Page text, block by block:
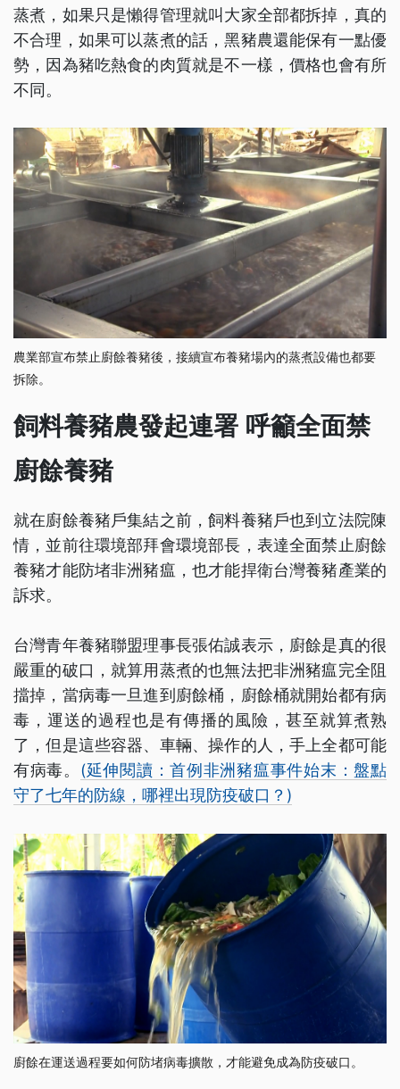
蒸煮，如果只是懶得管理就叫大家全部都拆掉，真的
不合理，如果可以蒸煮的話，黑豬農還能保有一點優
勢，因為豬吃熱食的肉質就是不一樣，價格也會有所
不同。
農業部宣布禁止廚餘養豬後，接續宣布養豬場內的蒸煮設備也都要
拆除。
飼料養豬農發起連署 呼籲全面禁
廚餘養豬
就在廚餘養豬戶集結之前，飼料養豬戶也到立法院陳
情，並前往環境部拜會環境部長，表達全面禁止廚餘
養豬才能防堵非洲豬瘟，也才能捍衛台灣養豬產業的
訴求。
台灣青年養豬聯盟理事長張佑誠表示，廚餘是真的很
嚴重的破口，就算用蒸煮的也無法把非洲豬瘟完全阻
擋掉，當病毒一旦進到廚餘桶，廚餘桶就開始都有病
毒，運送的過程也是有傳播的風險，甚至就算煮熟
了，但是這些容器、車輛、操作的人，手上全都可能
有病毒。 (延伸閱讀：首例非洲豬瘟事件始末：盤點
守了七年的防線，哪裡出現防疫破口？)
廚餘在運送過程要如何防堵病毒擴散，才能避免成為防疫破口。